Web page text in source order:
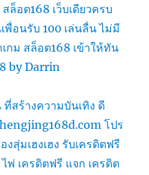
ล็อต168 เว็บเดียวครบ
พื่อนรับ 100 เล่นลื่น ไม่มี
กม สล็อต168 เข้าให้ทัน
by Darrin
สร้างความบันเทิง ดี
โปร
สุ่มเฮงเฮง รับเครดิตฟรี
พ่ เครดิตฟรี แจก เครดิต